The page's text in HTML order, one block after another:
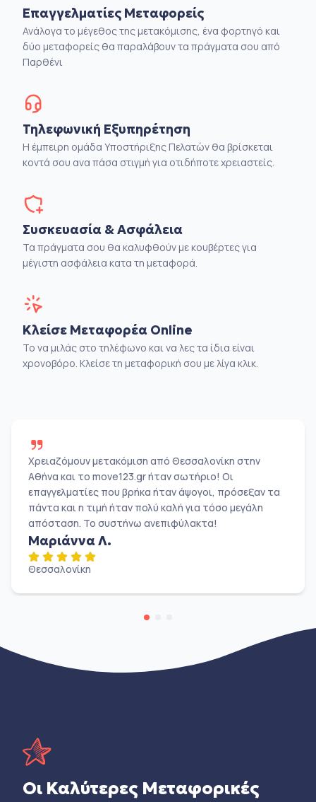
Επαγγελματίες Μεταφορείς
Ανάλογα το μέγεθος της μετακόμισης, ένα φορτηγό και
δύο μεταφορείς θα παραλάβουν τα πράγματα σου από
Παρθένι
Τηλεφωνική Εξυπηρέτηση
Η έμπειρη ομάδα Υποστήριξης Πελατών θα βρίσκεται
κοντά σου ανα πάσα στιγμή για οτιδήποτε χρειαστείς.
Συσκευασία & Ασφάλεια
Τα πράγματα σου θα καλυφθούν με κουβέρτες για
μέγιστη ασφάλεια κατα τη μεταφορά.
Κλείσε Μεταφορέα Online
Το να μιλάς στο τηλέφωνο και να λες τα ίδια είναι
χρονοβόρο. Κλείσε τη μεταφορική σου με λίγα κλικ.
Χρειαζόμουν μετακόμιση από Θεσσαλονίκη στην
Αθήνα και το move123.gr ήταν σωτήριο! Οι
επαγγελματίες που βρήκα ήταν άψογοι, πρόσεξαν τα
πάντα και η τιμή ήταν πολύ καλή για τόσο μεγάλη
απόσταση. Το συστήνω ανεπιφύλακτα!
Μαριάννα Λ.
Θεσσαλονίκη
Οι Καλύτερες Μεταφορικές